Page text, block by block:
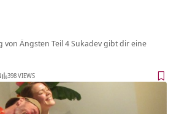
Ängsten Teil 4 Sukadev gibt dir eine
398 VIEWS